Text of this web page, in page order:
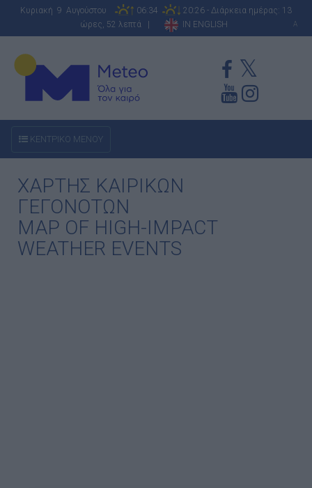
Κυριακή 9 Αυγούστου 06:34
20:26 - Διάρκεια ημέρας: 13
ώρες, 52 λεπτά |
IN ENGLISH A
ΚΕΝΤΡΙΚΟ ΜΕΝΟΥ
ΧΑΡΤΗΣ ΚΑΙΡΙΚΩΝ
ΓΕΓΟΝΟΤΩΝ
MAP OF HIGH-IMPACT
WEATHER EVENTS